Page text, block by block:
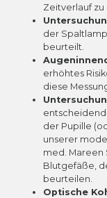
Zeitverlauf
der
beurteilt.
erhöhtes
diese
der Pupille
unserer
med. Mareen
Blutgefäße,
beurteilen.
Optische